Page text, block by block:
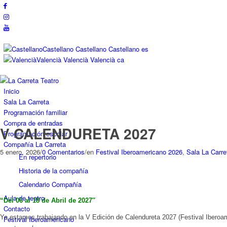
Castellano Castellano Castellano es
Valencià Valencià Valencià ca
Inicio
Sala La Carreta
Programación familiar
Compra de entradas
Programación escolar
Compañía La Carreta
En repertorio
Historia de la compañía
Calendario Compañía
Aula de teatro
Contacto
Festival Iberoamericano
V CALENDURETA 2027
5 enero, 2026/0 Comentarios/en Festival Iberoamericano 2026, Sala La
“Del 06 al 18 de Abril de 2027″
Ya estamos trabajando en la V Edición de Calendureta 2027 (Festival